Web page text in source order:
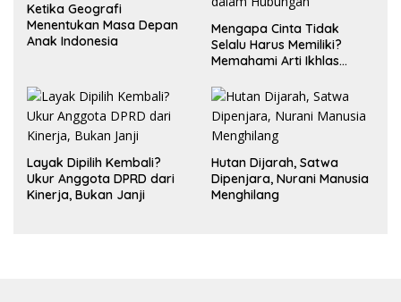
Ketika Geografi
Menentukan Masa Depan
Anak Indonesia
Mengapa Cinta Tidak
Selalu Harus Memiliki?
Memahami Arti Ikhlas
Layak Dipilih Kembali?
Ukur Anggota DPRD dari
Kinerja, Bukan Janji
Hutan Dijarah, Satwa
Dipenjara, Nurani Manusia
Menghilang